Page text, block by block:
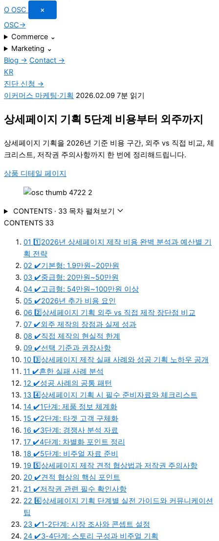
O OSC
×
OSC→
Commerce ⌄
Marketing ⌄
Blog → Contact →
KR
진단 신청 →
이커머스 마케팅·기획 2026.02.09 7분 읽기
상세페이지 기획 5단계 비용부터 외주까지
상세페이지 기획을 2026년 기준 비용 구간, 외주 vs 직접 비교, 체
크리스트, 저작권 주의사항까지 한 번에 정리해드립니다.
상품 디테일 페이지
CONTENTS · 33 목차 펼쳐보기
CONTENTS 33
01 1️⃣2026년 상세페이지 제작 비용 완벽 분석과 예산별 기
획 전략
02 ✔️기본형: 1.9만원~20만원
03 ✔️중급형: 20만원~50만원
04 ✔️고급형: 54만원~100만원 이상
05 ✔️2026년 추가 비용 요인
06 2️⃣상세페이지 기획 외주 vs 직접 제작 장단점 비교
07 ✔️외주 제작의 장점과 실제 성과
08 ✔️직접 제작의 현실적 한계
09 ✔️선택 기준과 권장사항
10 3️⃣상세페이지 제작 실패 사례와 성공 기획 노하우 공개
11 ✔️흔한 실패 사례 분석
12 ✔️성공 사례의 공통 패턴
13 4️⃣상세페이지 기획 시 필수 준비자료와 체크리스트
14 ✔️1단계: 제품 정보 체계화
15 ✔️2단계: 타겟 고객 구체화
16 ✔️3단계: 경쟁사 분석 자료
17 ✔️4단계: 차별화 포인트 정리
18 ✔️5단계: 비주얼 자료 준비
19 5️⃣상세페이지 제작 견적 협상법과 저작권 주의사항
20 ✔️견적 협상의 핵심 포인트
21 ✔️저작권 관련 필수 확인사항
22 6️⃣상세페이지 기획 단계별 실전 가이드와 커뮤니케이션
팁
23 ✔️1-2단계: 시장 조사와 콘셉트 설정
24 ✔️3-4단계: 스토리 구성과 비주얼 기획